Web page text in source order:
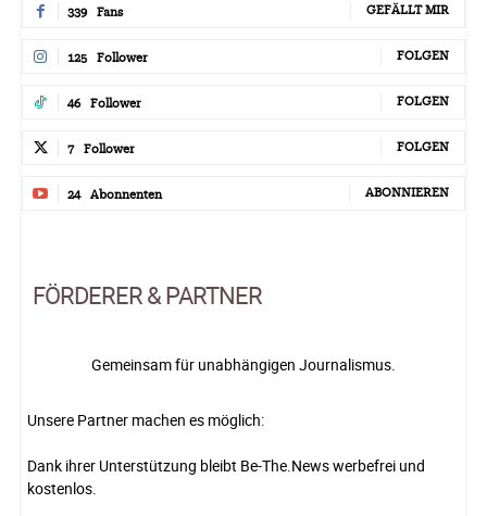
339 Fans GEFÄLLT MIR
125 Follower FOLGEN
46 Follower FOLGEN
7 Follower FOLGEN
24 Abonnenten ABONNIEREN
FÖRDERER & PARTNER
Gemeinsam für unabhängigen Journalismus.
Unsere Partner machen es möglich:
Dank ihrer Unterstützung bleibt Be-The.News werbefrei und
kostenlos.